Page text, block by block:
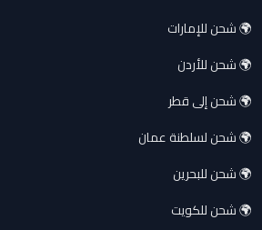
🌍 شحن للإمارات
🌍 شحن للأردن
🌍 شحن إلى قطر
🌍 شحن لسلطنة عمان
🌍 شحن للبحرين
🌍 شحن للكويت